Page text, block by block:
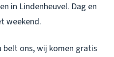
in Lindenheuvel. Dag en
weekend.
belt ons, wij komen gratis